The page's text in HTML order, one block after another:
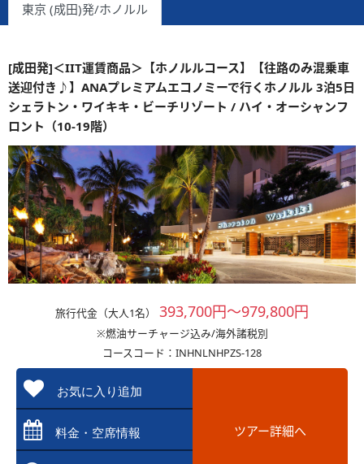
東京 (成田)発/ホノルル
[成田発]＜IIT運賃商品＞【ホノルルコース】【往路のみ混乗車
送迎付き♪】ANAプレミアムエコノミーで行くホノルル 3泊5日
シェラトン・ワイキキ・ビーチリゾート / ハイ・オーシャンフ
ロント（10-19階）
旅行代金（大人1名） 393,700円～979,800円
※燃油サーチャージ込み/海外諸税別
コースコード：INHNLNHPZS-128
お気に入り追加
料金・空席情報 ツアー詳細へ